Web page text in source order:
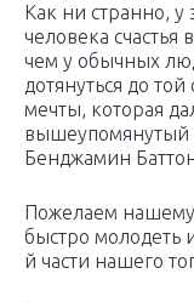
Как ни странно, у
человека
чем у обычных
дотянуться до
мечты, которая
Бенджамин
Пожелаем
быстро молодеть
й части нашего